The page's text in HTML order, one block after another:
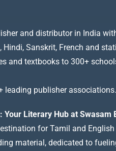
and distributor in India
Sanskrit, French and
and textbooks to 300+
leading publisher associations.
Literary Hub at Swasam
for Tamil and
material, dedicated to